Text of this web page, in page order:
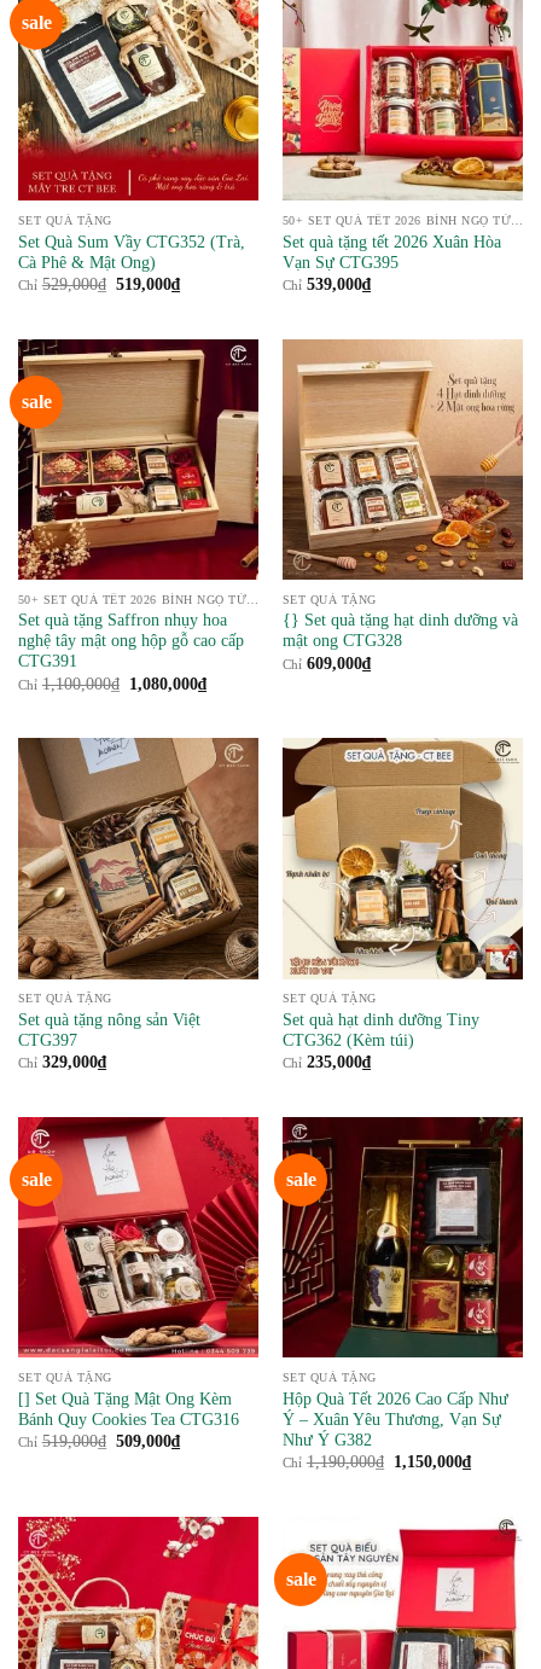
sale
SET QUÀ TẶNG
Set Quà Sum Vầy CTG352 (Trà,
Cà Phê & Mật Ong)
Chỉ 529,000₫ Giá
519,000₫Giá
519,000₫.
Set quà tặng tết 2026 Xuân Hòa
Vạn Sự CTG395
Chỉ 539,000₫
sale
Set quà tặng Saffron nhụy hoa
nghệ tây mật ong hộp gỗ cao cấp
CTG391
Chỉ 1,100,000₫
Giá
gốc
1,080,000₫Giá
hiện
1,080,000₫.
SET QUÀ TẶNG
{} Set quà tặng hạt dinh dưỡng và
mật ong CTG328
Chỉ 609,000₫
SET QUÀ TẶNG
Set quà tặng nông sản Việt
CTG397
Chỉ 329,000₫
SET QUÀ TẶNG
Set quà hạt dinh dưỡng Tiny
CTG362 (Kèm túi)
Chỉ 235,000₫
sale
SET QUÀ TẶNG
[] Set Quà Tặng Mật Ong Kèm
Bánh Quy Cookies Tea CTG316
Chỉ 519,000₫ Giá
509,000₫Giá
sale
SET QUÀ TẶNG
Hộp Quà Tết 2026 Cao Cấp Như
Ý – Xuân Yêu Thương, Vạn Sự
Như Ý G382
Chỉ 1,190,000₫
Giá
1,150,000₫Giá
sale